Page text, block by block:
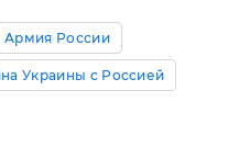
Армия России
Украины с Россией